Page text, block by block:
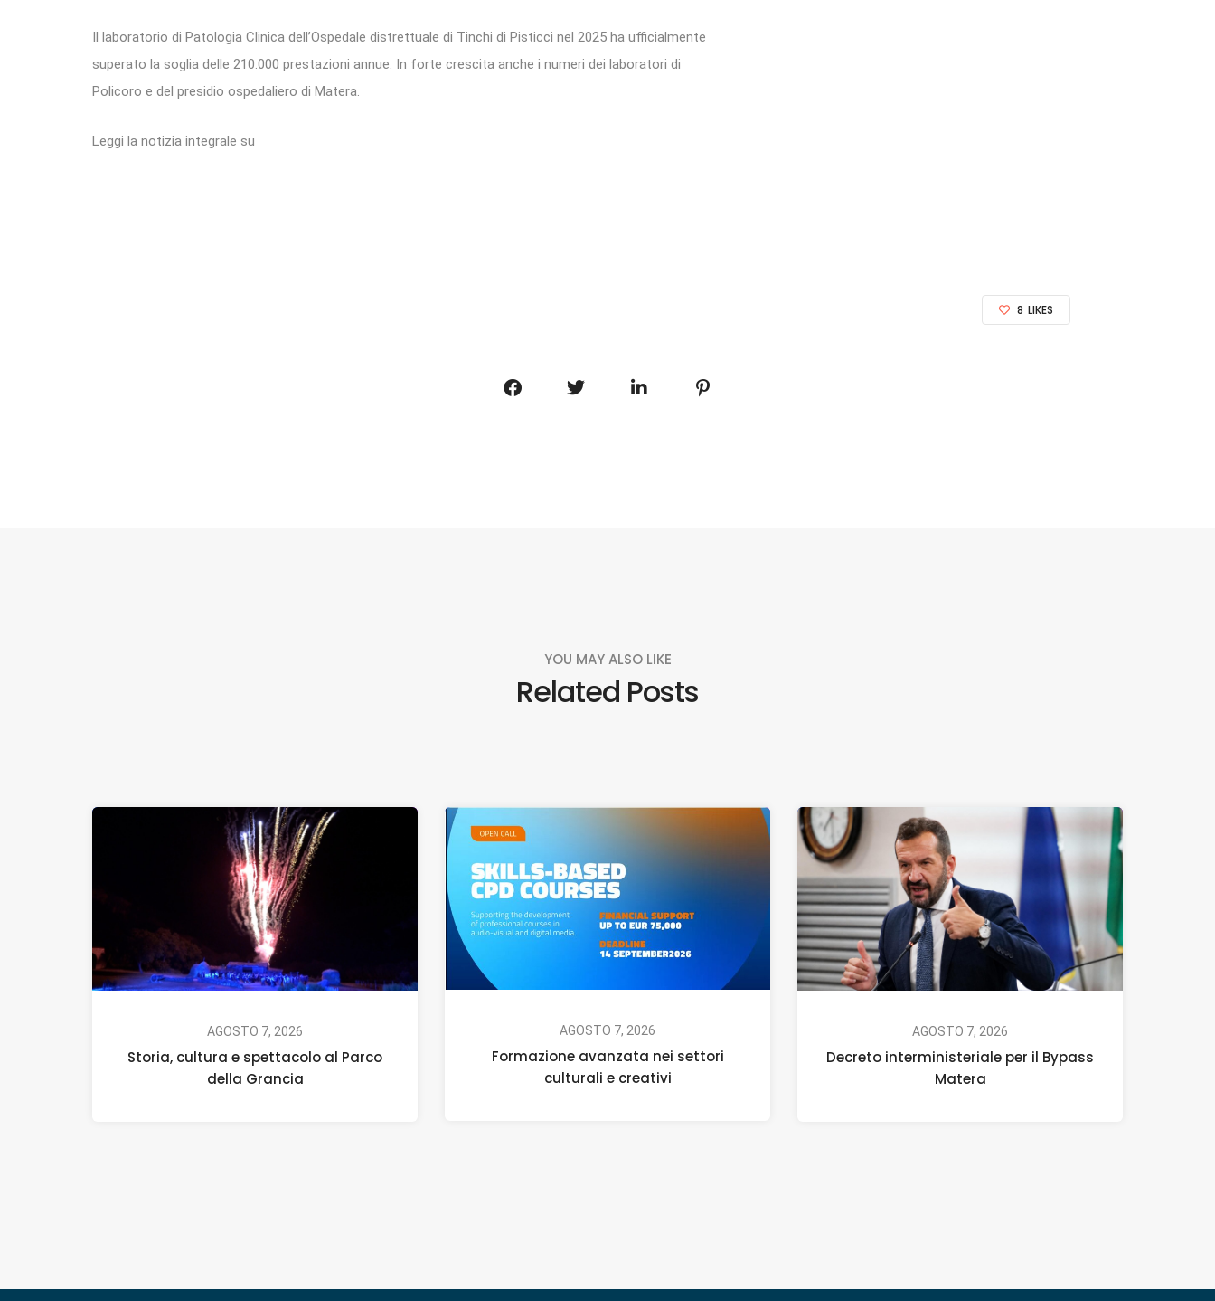
Il laboratorio di Patologia Clinica dell’Ospedale distrettuale di Tinchi di Pisticci nel 2025 ha ufficialmente
superato la soglia delle 210.000 prestazioni annue. In forte crescita anche i numeri dei laboratori di
Policoro e del presidio ospedaliero di Matera.
Leggi la notizia integrale su
8 LIKES
YOU MAY ALSO LIKE
Related Posts
AGOSTO 7, 2026
Storia, cultura e spettacolo al Parco
della Grancia
AGOSTO 7, 2026
Formazione avanzata nei settori
culturali e creativi
AGOSTO 7, 2026
Decreto interministeriale per il Bypass
Matera